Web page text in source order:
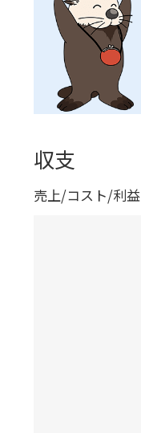
収支
売上/コスト/利益